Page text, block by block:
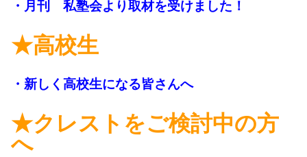
・月刊 私塾会より取材を受けました！
★高校生
・新しく高校生になる皆さんへ
★クレストをご検討中の方
へ